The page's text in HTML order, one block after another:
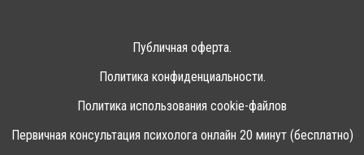
Публичная оферта.
Политика конфиденциальности.
Политика использования cookie-файлов
Первичная консультация психолога онлайн 20 минут (бесплатно)